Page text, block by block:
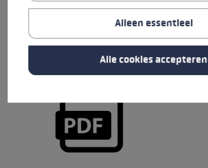
GLOVE WCR FLEX
Alleen essentieel
Alle cookies accepteren